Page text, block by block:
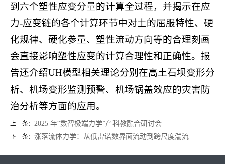
到六个塑性应变分量的计算全过程，并揭示在应
力-应变链的各个计算环节中对土的屈服特性、硬
化规律、硬化参量、塑性流动方向等的合理刻画
会直接影响塑性应变的计算合理性和正确性。报
告还介绍UH模型相关理论分别在高土石坝变形分
析、机场变形监测预警、机场锅盖效应的灾害防
治分析等方面的应用。
上一条： 2025 年“数智极端力学”产科教融合研讨会
下一条： 涨落流体力学：从低雷诺数界面流动到跨尺度湍流